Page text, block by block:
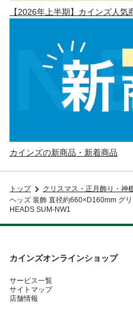
【2026年上半期】カインズ人気
カインズの新商品・新着商品
トップ クリスマス・正月飾り・神
ヘッズ 装飾 直径約660×D160mm グ
HEADS SUM-NW1
カインズオンラインショップ
サービス一覧
サイトマップ
店舗情報